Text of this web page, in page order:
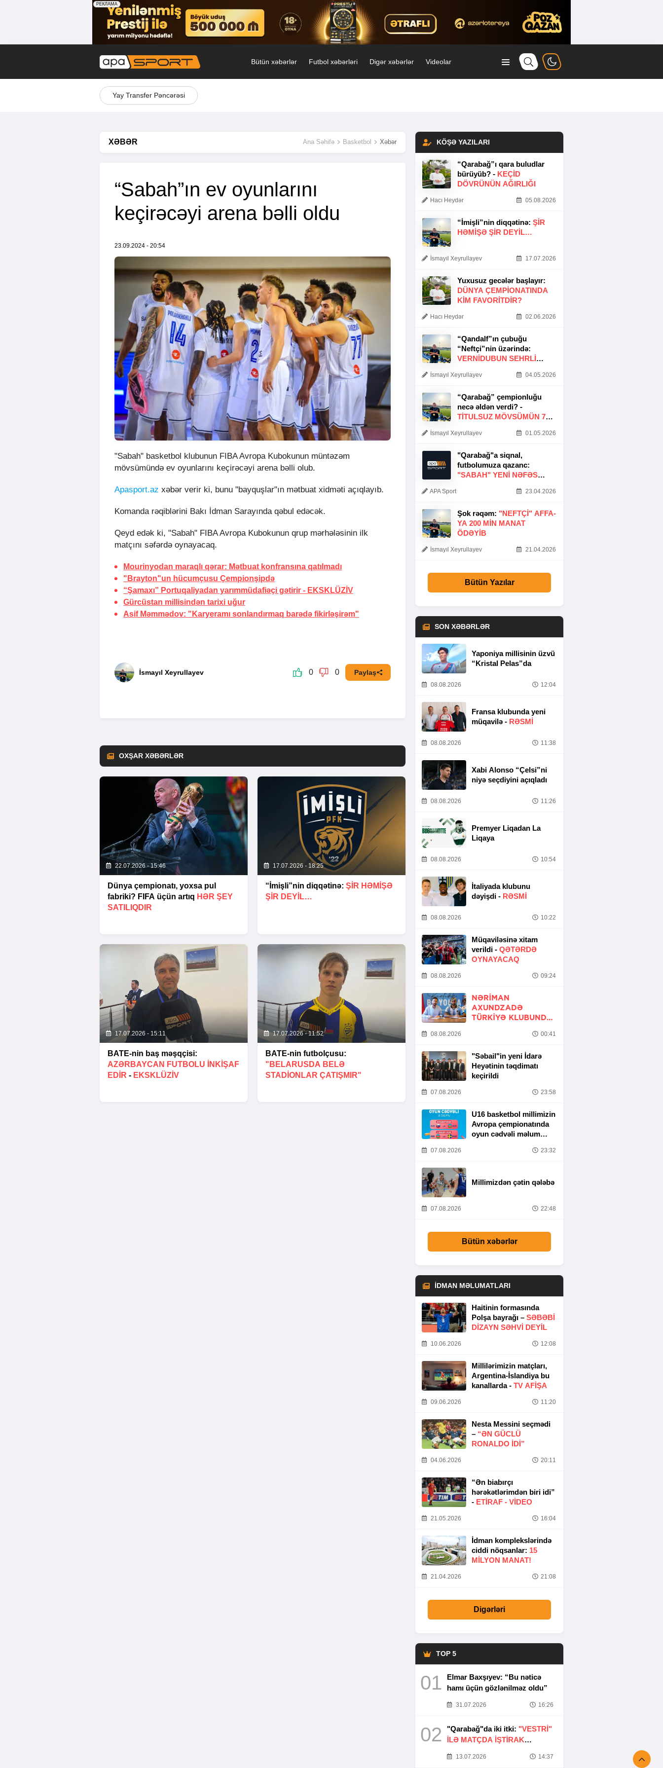
Bütün xəbərlər Futbol xəbərləri Digər xəbərlər Videolar
Yay Transfer Pəncərəsi
XƏBƏR Ana Səhifə Basketbol Xəbər
“Sabah”ın ev oyunlarını
keçirəcəyi arena bəlli oldu
23.09.2024 - 20:54
"Sabah" basketbol klubunun FIBA Avropa Kubokunun müntəzəm
mövsümündə ev oyunlarını keçirəcəyi arena bəlli olub.
Apasport.az xəbər verir ki, bunu "bayquşlar"ın mətbuat xidməti açıqlayıb.
Komanda rəqiblərini Bakı İdman Sarayında qəbul edəcək.
Qeyd edək ki, "Sabah" FIBA Avropa Kubokunun qrup mərhələsinin ilk
matçını səfərdə oynayacaq.
Mourinyodan maraqlı qərar: Mətbuat konfransına qatılmadı
"Brayton"un hücumçusu Çempionşipdə
“Şamaxı” Portuqaliyadan yarımmüdafiəçi gətirir - EKSKLÜZİV
Gürcüstan millisindən tarixi uğur
Asif Məmmədov: "Karyeramı sonlandırmaq barədə fikirləşirəm"
İsmayıl Xeyrullayev 0 0 Paylaş
OXŞAR XƏBƏRLƏR
22.07.2026 - 15:46
Dünya çempionatı, yoxsa pul
fabriki? FIFA üçün artıq HƏR ŞEY
SATILIQDIR
17.07.2026 - 18:25
“İmişli”nin diqqətinə: ŞIR HƏMIŞƏ
ŞIR DEYIL…
17.07.2026 - 15:11
BATE-nin baş məşqçisi:
AZƏRBAYCAN FUTBOLU INKIŞAF
EDIR - EKSKLÜZİV
17.07.2026 - 11:52
BATE-nin futbolçusu:
"BELARUSDA BELƏ
STADIONLAR ÇATIŞMIR"
KÖŞƏ YAZILARI
“Qarabağ”ı qara buludlar
bürüyüb? - KEÇID
DÖVRÜNÜN AĞIRLIĞI
Hacı Heydər 05.08.2026
“İmişli”nin diqqətinə: ŞIR
HƏMIŞƏ ŞIR DEYIL…
İsmayıl Xeyrullayev 17.07.2026
Yuxusuz gecələr başlayır:
DÜNYA ÇEMPIONATINDA
KIM FAVORITDIR?
Hacı Heydər 02.06.2026
“Qandalf”ın çubuğu
“Neftçi”nin üzərində:
VERNİDUBUN SEHRLİ
İsmayıl Xeyrullayev 04.05.2026
“Qarabağ” çempionluğu
necə əldən verdi? -
TITULSUZ MÖVSÜMÜN 7
İsmayıl Xeyrullayev 01.05.2026
"Qarabağ"a siqnal,
futbolumuza qazanc:
"SABAH" YENI NƏFƏS
APA Sport 23.04.2026
Şok rəqəm: "NEFTÇI" AFFA-
YA 200 MIN MANAT
ÖDƏYIB
İsmayıl Xeyrullayev 21.04.2026
Bütün Yazılar
SON XƏBƏRLƏR
Yaponiya millisinin üzvü
“Kristal Pelas”da
08.08.2026 12:04
Fransa klubunda yeni
müqavilə - RƏSMİ
08.08.2026 11:38
Xabi Alonso “Çelsi”ni
niyə seçdiyini açıqladı
08.08.2026 11:26
Premyer Liqadan La
Liqaya
08.08.2026 10:54
İtaliyada klubunu
dəyişdi - RƏSMİ
08.08.2026 10:22
Müqaviləsinə xitam
verildi - QƏTƏRDƏ
OYNAYACAQ
08.08.2026 09:24
NƏRIMAN
AXUNDZADƏ
TÜRKIYƏ KLUBUNDA
08.08.2026 00:41
"Səbail"in yeni İdarə
Heyətinin təqdimatı
keçirildi
07.08.2026 23:58
U16 basketbol millimizin
Avropa çempionatında
oyun cədvəli məlum
07.08.2026 23:32
Millimizdən çətin qələbə
07.08.2026 22:48
Bütün xəbərlər
İDMAN MƏLUMATLARI
Haitinin formasında
Polşa bayrağı – SƏBƏBI
DIZAYN SƏHVI DEYIL
10.06.2026 12:08
Millilərimizin matçları,
Argentina-İslandiya bu
kanallarda - TV AFİŞA
09.06.2026 11:20
Nesta Messini seçmədi
– “ƏN GÜCLÜ
RONALDO IDI”
04.06.2026 20:11
“Ən biabırçı
hərəkətlərimdən biri idi”
- ETIRAF - VİDEO
21.05.2026 16:04
İdman komplekslərində
ciddi nöqsanlar: 15
MILYON MANAT!
21.04.2026 21:08
Digərləri
TOP 5
01
Elmar Baxşıyev: “Bu nəticə
hamı üçün gözlənilməz oldu”
31.07.2026 16:26
02 "Qarabağ"da iki itki: "VESTRİ"
İLƏ MATÇDA İŞTİRAK
13.07.2026 14:37